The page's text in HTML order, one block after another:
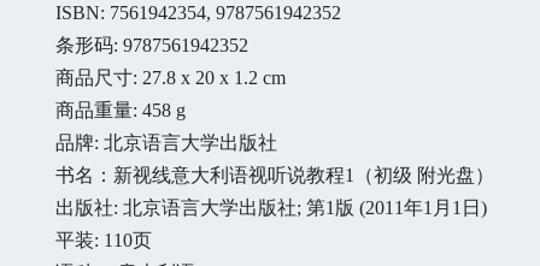
ISBN: 7561942354, 9787561942352
条形码: 9787561942352
商品尺寸: 27.8 x 20 x 1.2 cm
商品重量: 458 g
品牌: 北京语言大学出版社
书名：新视线意大利语视听说教程1（初级 附光盘）
出版社: 北京语言大学出版社; 第1版 (2011年1月1日)
平装: 110页